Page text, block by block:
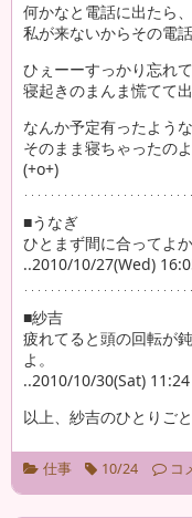
何かなと電話に出たら
私が来ないからその電話
ひぇーーすっかり忘れて
寝起きのまんま慌てて
なんか予定有ったよう
そのまま寝ちゃったの
(+o+)
■うなぎ
ひとまず間に合ってよ
..2010/10/27(Wed)
■紗吉
疲れてると頭の回転が
よ。
..2010/10/30(Sat) 11:24
以上、紗吉のひとりご
仕事 10/24 コ